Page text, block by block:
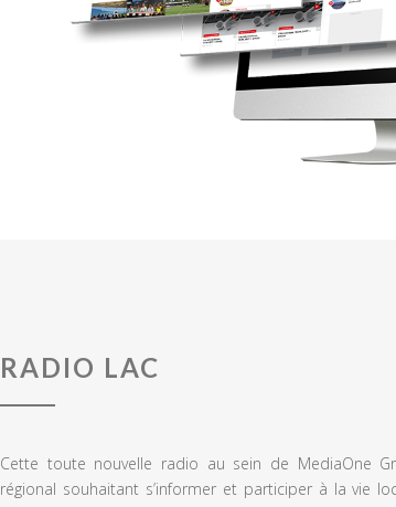
RADIO LAC
Cette toute nouvelle radio au sein de MediaOne
régional souhaitant s’informer et participer à la vie